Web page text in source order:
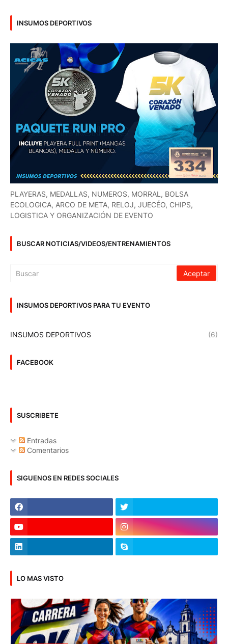
INSUMOS DEPORTIVOS
PLAYERAS, MEDALLAS, NUMEROS, MORRAL, BOLSA
ECOLOGICA, ARCO DE META, RELOJ, JUECÉO, CHIPS,
LOGISTICA Y ORGANIZACIÓN DE EVENTO
BUSCAR NOTICIAS/VIDEOS/ENTRENAMIENTOS
INSUMOS DEPORTIVOS PARA TU EVENTO
INSUMOS DEPORTIVOS (6)
FACEBOOK
SUSCRIBETE
Entradas
Comentarios
SIGUENOS EN REDES SOCIALES
LO MAS VISTO